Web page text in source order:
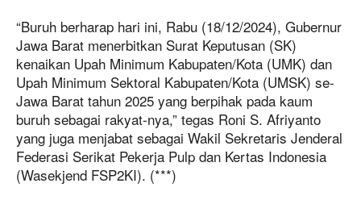
“Buruh berharap hari ini, Rabu (18/12/2024), Gubernur
Jawa Barat menerbitkan Surat Keputusan (SK)
kenaikan Upah Minimum Kabupaten/Kota (UMK) dan
Upah Minimum Sektoral Kabupaten/Kota (UMSK) se-
Jawa Barat tahun 2025 yang berpihak pada kaum
buruh sebagai rakyat-nya,” tegas Roni S. Afriyanto
yang juga menjabat sebagai Wakil Sekretaris Jenderal
Federasi Serikat Pekerja Pulp dan Kertas Indonesia
(Wasekjend FSP2KI). (***)